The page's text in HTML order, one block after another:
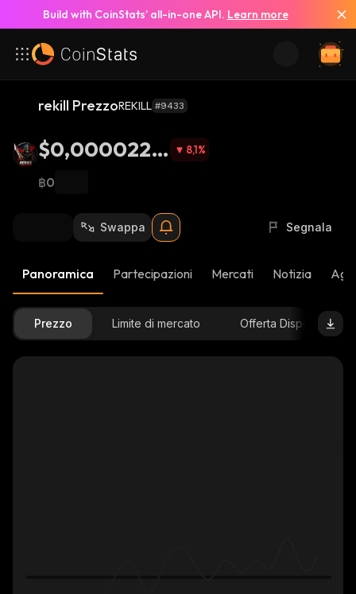
Build with CoinStats’ all-in-one API. Learn more
rekill PrezzoREKILL #9433
$0,0000225
8
8,1%
฿0
Swappa Segnala
Panoramica Partecipazioni Mercati Notizia
Prezzo Limite di mercato Offerta Disponibile